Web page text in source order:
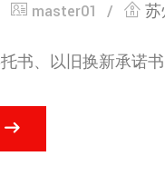
master01 苏
、以旧换新承诺书